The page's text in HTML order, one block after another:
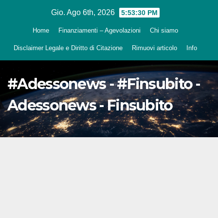
Gio. Ago 6th, 2026 5:53:32 PM
Home Finanziamenti – Agevolazioni Chi siamo
Disclaimer Legale e Diritto di Citazione Rimuovi articolo Info
#Adessonews - #Finsubito -
Adessonews - Finsubito